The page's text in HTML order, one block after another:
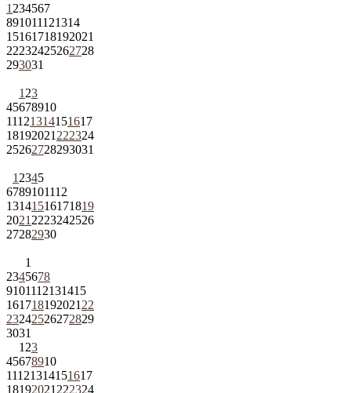
1 234567
891011121314
15161718192021
22232425262728
293031
1 23
45678910
11121314151617
18192021 222324
25262728293031
1 2345
6789101112
13141516171819
2021 2223242526
27282930
1
2345678
9101112131415
161718192021 22
23242526272829
3031
1 23
45678910
11121314151617
18192021 222324